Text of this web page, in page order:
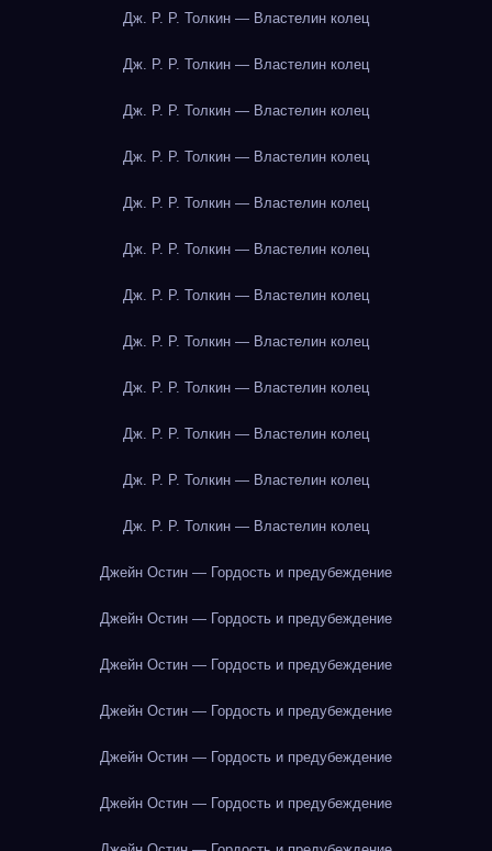
Дж. Р. Р. Толкин — Властелин колец
Дж. Р. Р. Толкин — Властелин колец
Дж. Р. Р. Толкин — Властелин колец
Дж. Р. Р. Толкин — Властелин колец
Дж. Р. Р. Толкин — Властелин колец
Дж. Р. Р. Толкин — Властелин колец
Дж. Р. Р. Толкин — Властелин колец
Дж. Р. Р. Толкин — Властелин колец
Дж. Р. Р. Толкин — Властелин колец
Дж. Р. Р. Толкин — Властелин колец
Дж. Р. Р. Толкин — Властелин колец
Дж. Р. Р. Толкин — Властелин колец
Джейн Остин — Гордость и предубеждение
Джейн Остин — Гордость и предубеждение
Джейн Остин — Гордость и предубеждение
Джейн Остин — Гордость и предубеждение
Джейн Остин — Гордость и предубеждение
Джейн Остин — Гордость и предубеждение